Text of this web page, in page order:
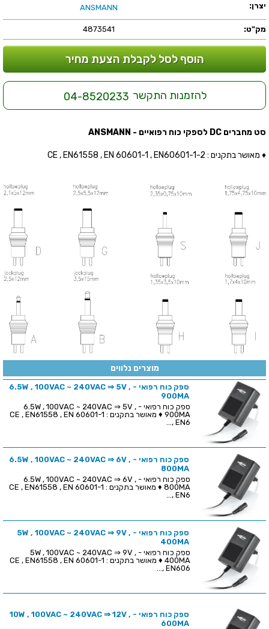
יצרן: ANSMANN
מק"ט: 4873541
הוסף לסל לקבלת הצעת מחיר
להזמנות התקשר 04-8520233
סט מחברים DC לספקי כוח רפואיים - ANSMANN
♦ מאושר בתקנים : CE , EN61558 , EN 60601-1 , EN60601-1-2
מוצרים נלווים
ספק כוח רפואי - 6.5W , 100VAC ~ 240VAC ⇒ 5V ,
900MA
ספק כוח רפואי - 6.5W , 100VAC ~ 240VAC ⇒ 5V ,
900MA ♦ מאושר בתקנים : CE , EN61558 , EN 60601-1
, EN6...
ספק כוח רפואי - 6.5W , 100VAC ~ 240VAC ⇒ 6V ,
800MA
ספק כוח רפואי - 6.5W , 100VAC ~ 240VAC ⇒ 6V ,
800MA ♦ מאושר בתקנים : CE , EN61558 , EN 60601-1
, EN6...
ספק כוח רפואי - 5W , 100VAC ~ 240VAC ⇒ 9V ,
400MA
ספק כוח רפואי - 5W , 100VAC ~ 240VAC ⇒ 9V ,
400MA ♦ מאושר בתקנים : CE , EN61558 , EN 60601-1
, EN606...
ספק כוח רפואי - 10W , 100VAC ~ 240VAC ⇒ 12V ,
600MA